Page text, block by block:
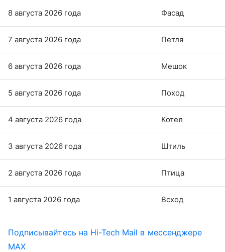
8 августа 2026 года Фасад
7 августа 2026 года Петля
6 августа 2026 года Мешок
5 августа 2026 года Поход
4 августа 2026 года Котел
3 августа 2026 года Штиль
2 августа 2026 года Птица
1 августа 2026 года Всход
Подписывайтесь на Hi-Tech Mail в мессенджере
MAX